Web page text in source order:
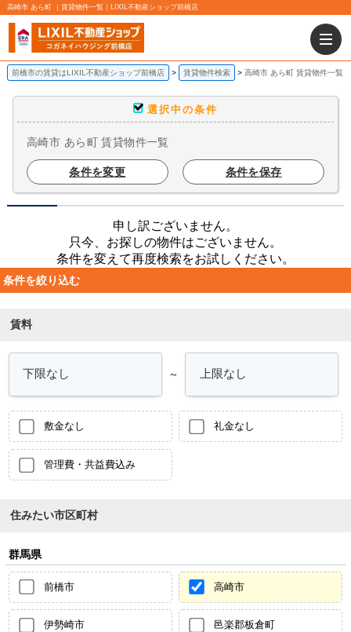
高崎市 あら町 ｜賃貸物件一覧｜LIXIL不動産ショップ前橋店
前橋市の賃貸はLIXIL不動産ショップ前橋店 賃貸物件検索 高崎市 あら町 賃貸物件一覧
選択中の条件
高崎市 あら町 賃貸物件一覧
条件を変更 条件を保存
申し訳ございません。
只今、お探しの物件はございません。
条件を変えて再度検索をお試しください。
条件を絞り込む
賃料
～
敷金なし 礼金なし
管理費・共益費込み
住みたい市区町村
群馬県
前橋市 高崎市
伊勢崎市 邑楽郡板倉町